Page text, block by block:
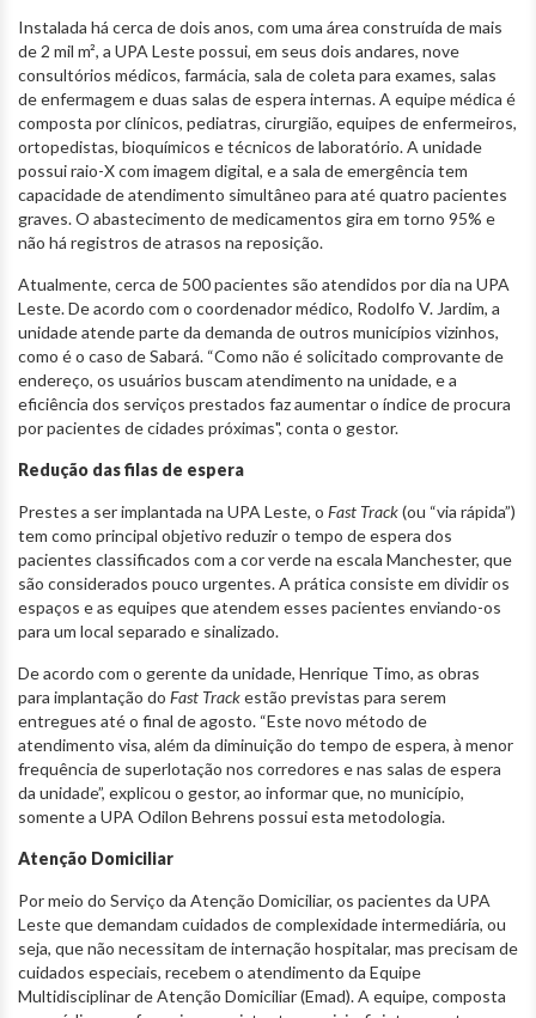
Instalada há cerca de dois anos, com uma área construída de mais
de 2 mil m², a UPA Leste possui, em seus dois andares, nove
consultórios médicos, farmácia, sala de coleta para exames, salas
de enfermagem e duas salas de espera internas. A equipe médica é
composta por clínicos, pediatras, cirurgião, equipes de enfermeiros,
ortopedistas, bioquímicos e técnicos de laboratório. A unidade
possui raio-X com imagem digital, e a sala de emergência tem
capacidade de atendimento simultâneo para até quatro pacientes
graves. O abastecimento de medicamentos gira em torno 95% e
não há registros de atrasos na reposição.
Atualmente, cerca de 500 pacientes são atendidos por dia na UPA
Leste. De acordo com o coordenador médico, Rodolfo V. Jardim, a
unidade atende parte da demanda de outros municípios vizinhos,
como é o caso de Sabará. “Como não é solicitado comprovante de
endereço, os usuários buscam atendimento na unidade, e a
eficiência dos serviços prestados faz aumentar o índice de procura
por pacientes de cidades próximas", conta o gestor.
Redução das filas de espera
Prestes a ser implantada na UPA Leste, o Fast Track(ou “via rápida”)
tem como principal objetivo reduzir o tempo de espera dos
pacientes classificados com a cor verde na escala Manchester, que
são considerados pouco urgentes. A prática consiste em dividir os
espaços e as equipes que atendem esses pacientes enviando-os
para um local separado e sinalizado.
De acordo com o gerente da unidade, Henrique Timo, as obras
para implantação do Fast Trackestão previstas para serem
entregues até o final de agosto. “Este novo método de
atendimento visa, além da diminuição do tempo de espera, à menor
frequência de superlotação nos corredores e nas salas de espera
da unidade”, explicou o gestor, ao informar que, no município,
somente a UPA Odilon Behrens possui esta metodologia.
Atenção Domiciliar
Por meio do Serviço da Atenção Domiciliar, os pacientes da UPA
Leste que demandam cuidados de complexidade intermediária, ou
seja, que não necessitam de internação hospitalar, mas precisam de
cuidados especiais, recebem o atendimento da Equipe
Multidisciplinar de Atenção Domiciliar (Emad). A equipe, composta